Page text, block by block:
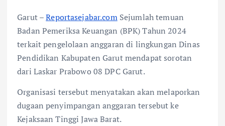
Garut –Reportasejabar.comSejumlah temuan
Badan Pemeriksa Keuangan (BPK) Tahun 2024
terkait pengelolaan anggaran di lingkungan Dinas
Pendidikan Kabupaten Garut mendapat sorotan
dari Laskar Prabowo 08 DPC Garut.
Organisasi tersebut menyatakan akan melaporkan
dugaan penyimpangan anggaran tersebut ke
Kejaksaan Tinggi Jawa Barat.